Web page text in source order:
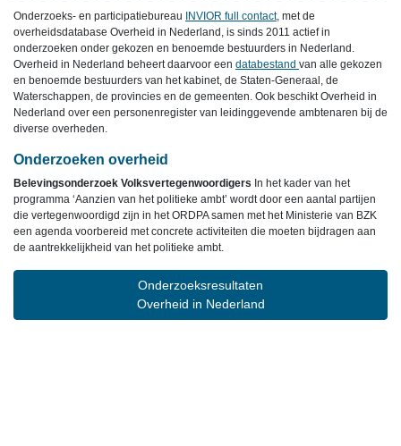
Onderzoeks- en participatiebureau INVIOR full contact, met de
overheidsdatabase Overheid in Nederland, is sinds 2011 actief in
onderzoeken onder gekozen en benoemde bestuurders in Nederland.
Overheid in Nederland beheert daarvoor een databestand van alle gekozen
en benoemde bestuurders van het kabinet, de Staten-Generaal, de
Waterschappen, de provincies en de gemeenten. Ook beschikt Overheid in
Nederland over een personenregister van leidinggevende ambtenaren bij de
diverse overheden.
Onderzoeken overheid
Belevingsonderzoek Volksvertegenwoordigers In het kader van het
programma ‘Aanzien van het politieke ambt’ wordt door een aantal partijen
die vertegenwoordigd zijn in het ORDPA samen met het Ministerie van BZK
een agenda voorbereid met concrete activiteiten die moeten bijdragen aan
de aantrekkelijkheid van het politieke ambt.
Onderzoeksresultaten
Overheid in Nederland